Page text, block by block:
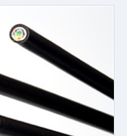
　・銅覆鋼
トワイヤ
ケルめっき
き線